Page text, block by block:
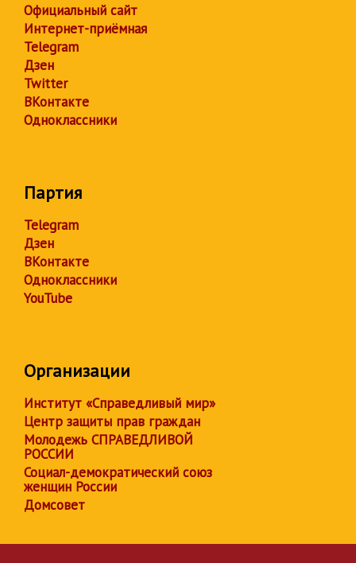
Официальный сайт
Интернет-приёмная
Telegram
Дзен
Twitter
ВКонтакте
Одноклассники
Партия
Telegram
Дзен
ВКонтакте
Одноклассники
YouTube
Организации
Институт «Справедливый мир»
Центр защиты прав граждан
Молодежь СПРАВЕДЛИВОЙ
РОССИИ
Социал-демократический союз
женщин России
Домсовет